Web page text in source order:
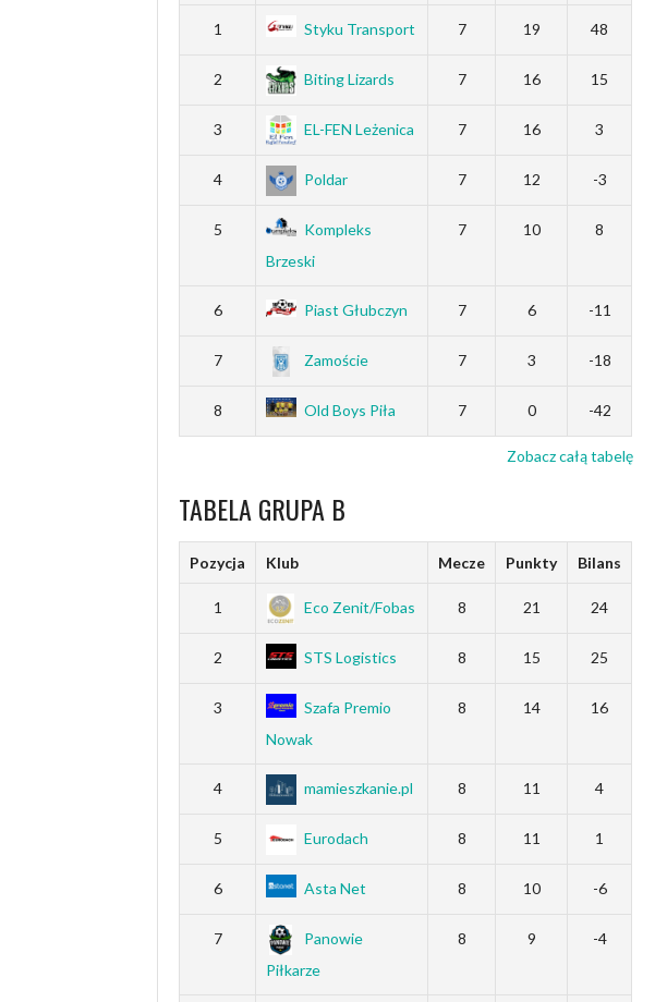
1 Styku Transport 7 19 48
2 Biting Lizards 7 16 15
3 EL-FEN Leżenica 7 16 3
4 Poldar 7 12 -3
5
Kompleks
Brzeski
7 10 8
6 Piast Głubczyn 7 6 -11
7 Zamoście 7 3 -18
8 Old Boys Piła 7 0 -42
Zobacz całą tabelę
TABELA GRUPA B
Pozycja Klub Mecze Punkty Bilans
1 Eco Zenit/Fobas 8 21 24
2 STS Logistics 8 15 25
3
Szafa Premio
Nowak
8 14 16
4 mamieszkanie.pl 8 11 4
5 Eurodach 8 11 1
6 Asta Net 8 10 -6
7
Panowie
Piłkarze
8 9 -4